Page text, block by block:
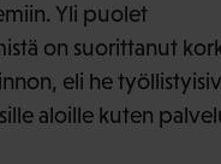
Yli puolet
on suorittanut
eli he
aloille kuten